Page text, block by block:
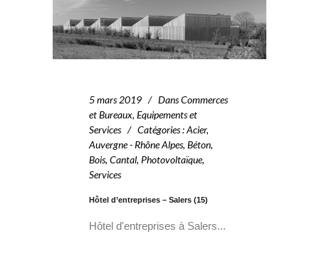
5 mars 2019 DansCommerces
et Bureaux, Equipements et
Services
Catégories:Acier,
Auvergne - Rhône Alpes, Béton,
Bois, Cantal, Photovoltaïque,
Services
Hôtel d’entreprises – Salers (15)
Hôtel d'entreprises à Salers...